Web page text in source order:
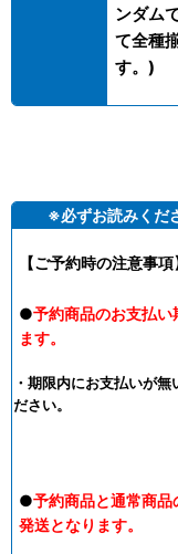
ンダム
て全種
す。)
※必ずお読みくだ
【ご予約時の注意事項
●予約商品のお支払
ます。
・期限内にお支払いが
ださい。
●予約商品と通常商品
発送となります。